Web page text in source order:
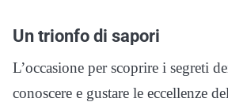
Un trionfo di sapori
L’occasione per scoprire i segreti
conoscere e gustare le eccellenze